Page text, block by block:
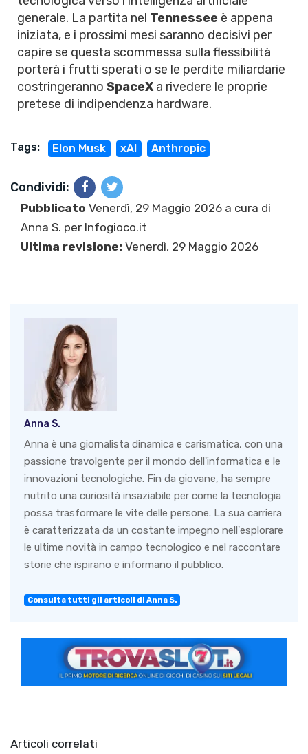
generale. La partita nel Tennessee è appena
iniziata, e i prossimi mesi saranno decisivi per
capire se questa scommessa sulla flessibilità
porterà i frutti sperati o se le perdite miliardarie
costringeranno SpaceX a rivedere le proprie
pretese di indipendenza hardware.
Tags: Elon Musk xAI Anthropic
Condividi:
Pubblicato Venerdì, 29 Maggio 2026 a cura di
Anna S. per Infogioco.it
Ultima revisione: Venerdì, 29 Maggio 2026
Anna S.
Anna è una giornalista dinamica e carismatica, con una
passione travolgente per il mondo dell'informatica e le
innovazioni tecnologiche. Fin da giovane, ha sempre
nutrito una curiosità insaziabile per come la tecnologia
possa trasformare le vite delle persone. La sua carriera
è caratterizzata da un costante impegno nell'esplorare
le ultime novità in campo tecnologico e nel raccontare
storie che ispirano e informano il pubblico.
Consulta tutti gli articoli di Anna S.
Articoli correlati